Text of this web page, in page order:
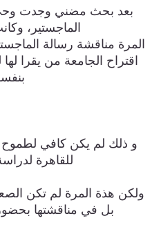
بعد بحث مضني وجدت وحي
الماجستير،
المرة مناقشة رسالة
اقتراح الجامعة من يقرا
و ذلك لم يكن كافي لطموح
للقاهرة
ولكن هذة المرة لم تكن
بل في مناقشتها